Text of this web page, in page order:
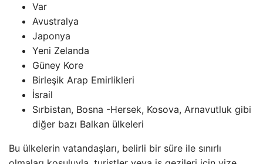
Var
Avustralya
Japonya
Yeni Zelanda
Güney Kore
Birleşik Arap Emirlikleri
İsrail
Sırbistan, Bosna -Hersek, Kosova, Arnavutluk gibi
diğer bazı Balkan ülkeleri
Bu ülkelerin vatandaşları, belirli bir süre ile sınırlı